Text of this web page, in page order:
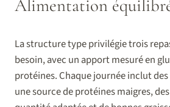
Alimentation
La structure type privilégie trois
besoin, avec un apport mesuré en
protéines. Chaque journée inclut
une source de protéines maigres,